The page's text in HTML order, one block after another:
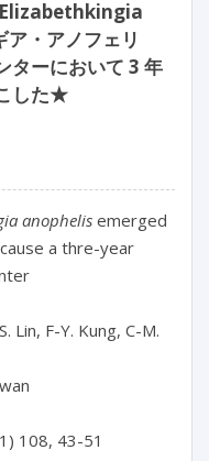
Elizabethkingia
・アノフェリ
ターにおいて 3 年
した★
anophelis emerged
a thre-year
Lin, F-Y. Kung, C-M.
108, 43-51